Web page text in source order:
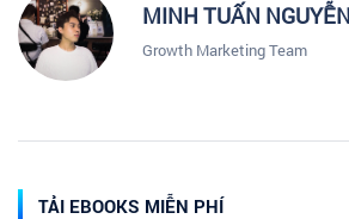
MINH TUẤN NGUYỄN
Growth Marketing Team
TẢI EBOOKS MIỄN PHÍ